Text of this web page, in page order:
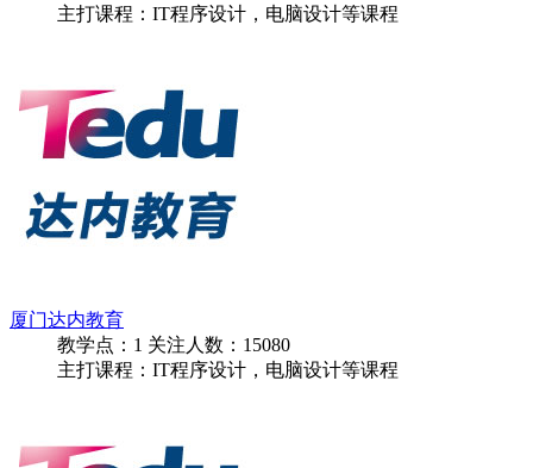
主打课程：IT程序设计，电脑设计等课程
厦门达内教育
教学点： 1 关注人数： 15080
主打课程：IT程序设计，电脑设计等课程